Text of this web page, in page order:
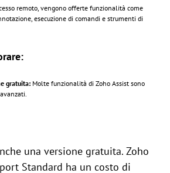
remoto, vengono offerte funzionalità come
esecuzione di comandi e strumenti di
gratuita: Molte funzionalità di Zoho Assist sono
una versione gratuita. Zoho
Standard ha un costo di